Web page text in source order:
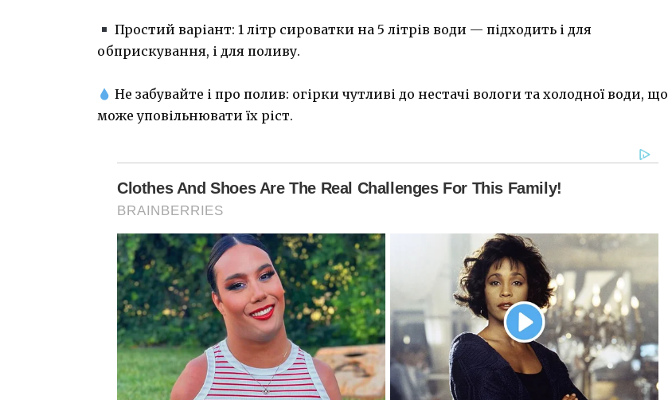
Простий варіант: 1 літр сироватки на 5 літрів води — підходить і для
обприскування, і для поливу.
Не забувайте і про полив: огірки чутливі до нестачі вологи та холодної води, що
може уповільнювати їх ріст.